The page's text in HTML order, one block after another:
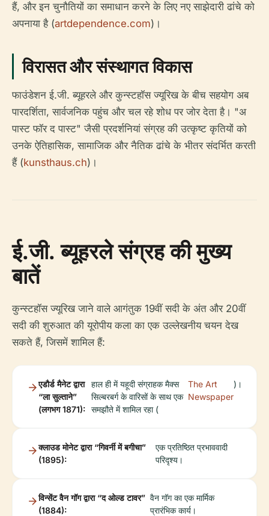
हैं, और इन चुनौतियों का समाधान करने के लिए नए साझेदारी ढांचे को
अपनाया है (artdependence.com)।
विरासत और संस्थागत विकास
फाउंडेशन ई.जी. ब्यूहरले और कुन्स्टहॉस ज्यूरिख के बीच सहयोग अब
पारदर्शिता, सार्वजनिक पहुंच और चल रहे शोध पर जोर देता है। "अ
पास्ट फॉर द पास्ट" जैसी प्रदर्शनियां संग्रह की उत्कृष्ट कृतियों को
उनके ऐतिहासिक, सामाजिक और नैतिक ढांचे के भीतर संदर्भित करती
हैं (kunsthaus.ch)।
ई.जी. ब्यूहरले संग्रह की मुख्य
बातें
कुन्स्टहॉस ज्यूरिख जाने वाले आगंतुक 19वीं सदी के अंत और 20वीं
सदी की शुरुआत की यूरोपीय कला का एक उल्लेखनीय चयन देख
सकते हैं, जिसमें शामिल हैं:
एडौर्ड मैनेट द्वारा
“ला सुल्ताने”
(लगभग 1871):
हाल ही में यहूदी संग्राहक मैक्स
सिल्बरबर्ग के वारिसों के साथ एक
समझौते में शामिल रहा (
The Art
Newspaper
)।
क्लाउड मोनेट द्वारा “गिवर्नी में बगीचा”
(1895):
एक प्रतिष्ठित प्रभाववादी
परिदृश्य।
विन्सेंट वैन गॉग द्वारा “द ओल्ड टावर”
(1884):
वैन गॉग का एक मार्मिक
प्रारंभिक कार्य।